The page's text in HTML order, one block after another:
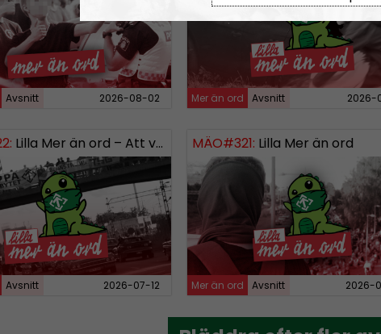
Avsnitt 2026-08-02 Mer än ord Avsnitt 2026-
Lilla Mer än ord – Att vara organiserad
Avsnitt 2026-07-12
MÄO#321: Lilla Mer än ord
Mer än ord Avsnitt 2026-